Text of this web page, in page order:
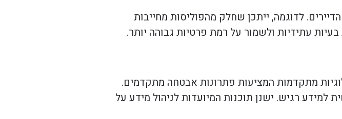
לדוגמה, ייתכן שחלק מהפוליסות מחייבות
עתידיות ולשמור על רמת פרטיות גבוהה יותר.
מתקדמות המציעות פתרונות אבטחה מתקדמים.
למידע רגיש. ישנן תוכנות המיועדות לניהול מידע על